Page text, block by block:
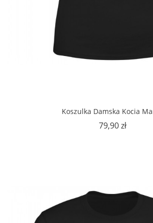
Koszulka Damska Kocia
79,90 złCena